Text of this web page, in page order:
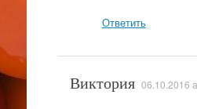
Ответить
Виктория 06.10.2016